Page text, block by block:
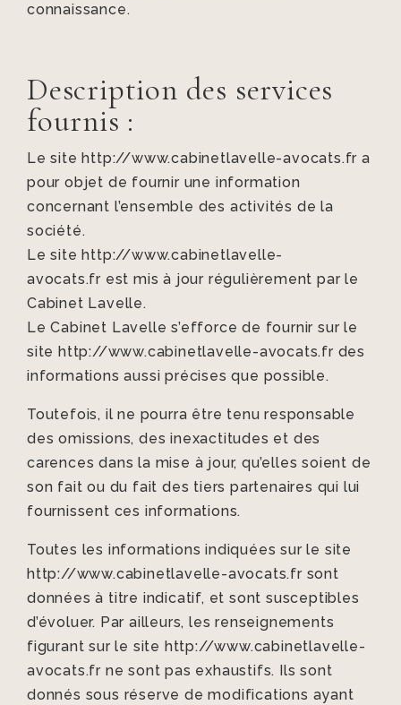
connaissance.
Description des services
fournis :
Le site http://www.cabinetlavelle-avocats.fr a
pour objet de fournir une information
concernant l’ensemble des activités de la
société.
Le site http://www.cabinetlavelle-
avocats.fr est mis à jour régulièrement par le
Cabinet Lavelle.
Le Cabinet Lavelle s’efforce de fournir sur le
site http://www.cabinetlavelle-avocats.fr des
informations aussi précises que possible.
Toutefois, il ne pourra être tenu responsable
des omissions, des inexactitudes et des
carences dans la mise à jour, qu’elles soient de
son fait ou du fait des tiers partenaires qui lui
fournissent ces informations.
Toutes les informations indiquées sur le site
http://www.cabinetlavelle-avocats.fr sont
données à titre indicatif, et sont susceptibles
d’évoluer. Par ailleurs, les renseignements
figurant sur le site http://www.cabinetlavelle-
avocats.fr ne sont pas exhaustifs. Ils sont
donnés sous réserve de modifications ayant